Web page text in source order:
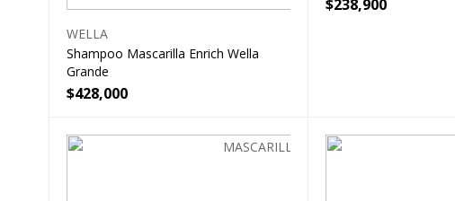
WELLA
Shampoo Mascarilla Enrich Wella
Grande
$428,000
$238,900